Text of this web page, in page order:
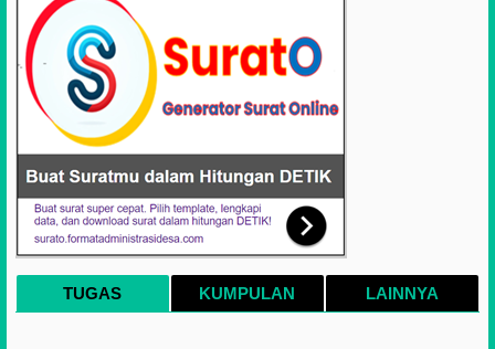
TUGAS KUMPULAN LAINNYA